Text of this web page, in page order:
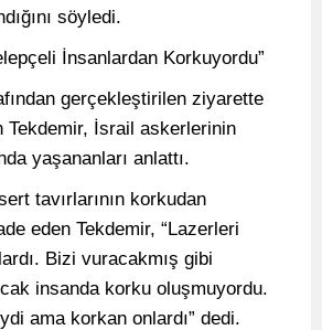
söyledi.
İnsanlardan Korkuyordu”
gerçekleştirilen ziyarette
Tekdemir, İsrail askerlerinin
yaşananları anlattı.
tavırlarının korkudan
eden Tekdemir, “Lazerleri
Bizi vuracakmış gibi
insanda korku oluşmuyordu.
ama korkan onlardı” dedi.